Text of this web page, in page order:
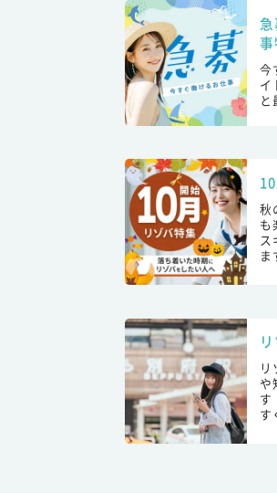
今
イ
と
秋
も
ス
ま
リ
や
す
す